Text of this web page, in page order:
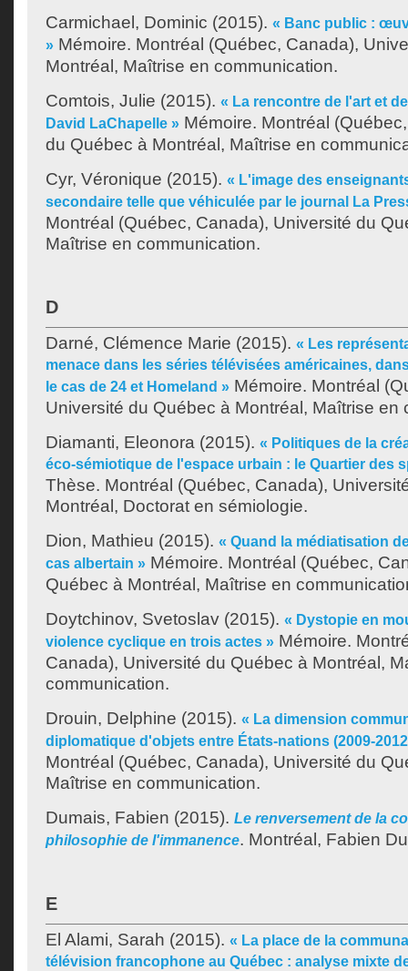
Carmichael, Dominic (2015). « Banc public :
» Mémoire. Montréal (Québec, Canada),
Montréal, Maîtrise en communication.
Comtois, Julie (2015). « La rencontre de l'art et
David LaChapelle » Mémoire. Montréal
du Québec à Montréal, Maîtrise en
Cyr, Véronique (2015). « L'image des
secondaire telle que véhiculée par le journal La
Montréal (Québec, Canada), Université du
Maîtrise en communication.
D
Darné, Clémence Marie (2015). « Les
menace dans les séries télévisées américaines,
le cas de 24 et Homeland » Mémoire. Montréal
Université du Québec à Montréal, Maîtrise en
Diamanti, Eleonora (2015). « Politiques de la
éco-sémiotique de l'espace urbain : le Quartier des
Thèse. Montréal (Québec, Canada),
Montréal, Doctorat en sémiologie.
Dion, Mathieu (2015). « Quand la médiatisation
cas albertain » Mémoire. Montréal (Québec,
Québec à Montréal, Maîtrise en
Doytchinov, Svetoslav (2015). « Dystopie en
violence cyclique en trois actes » Mémoire.
Canada), Université du Québec à Montréal,
communication.
Drouin, Delphine (2015). « La dimension
diplomatique d'objets entre États-nations (2009-
Montréal (Québec, Canada), Université du
Maîtrise en communication.
Dumais, Fabien (2015). Le renversement de la
philosophie de l'immanence. Montréal, Fabien
E
El Alami, Sarah (2015). « La place de la
télévision francophone au Québec : analyse mixte